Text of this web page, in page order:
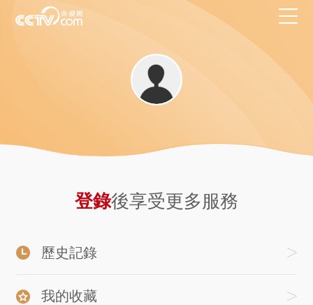
登錄後享受更多服務
歷史記錄
我的收藏